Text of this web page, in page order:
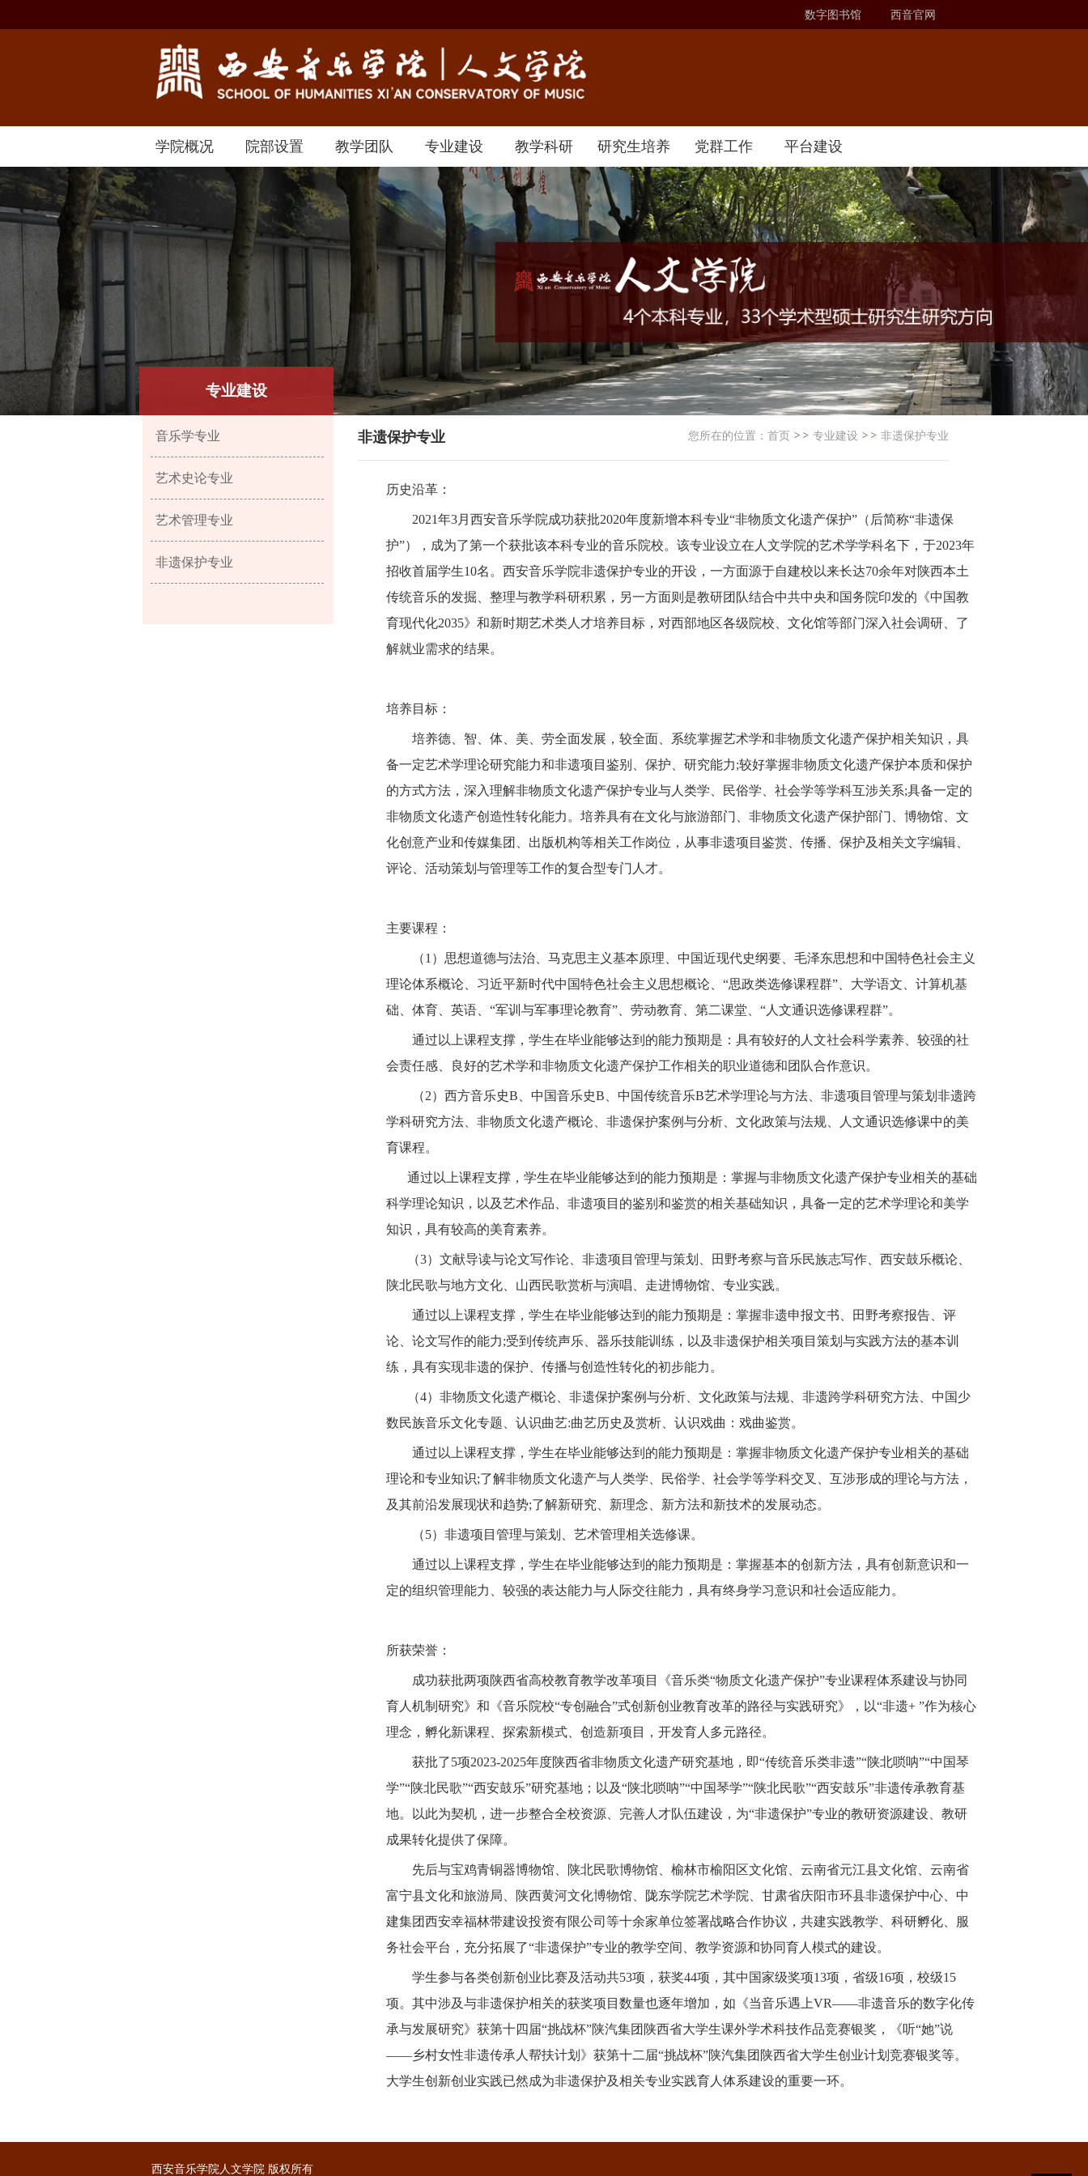
数字图书馆 西音官网
学院概况 院部设置 教学团队 专业建设 教学科研 研究生培养 党群工作 平台建设
专业建设
音乐学专业
艺术史论专业
艺术管理专业
非遗保护专业
您所在的位置： 首页 专业建设 非遗保护专业
非遗保护专业
历史沿革：
2021年3月西安音乐学院成功获批2020年度新增本科专业“非物质文化遗产保护”（后简称“非遗保
护”），成为了第一个获批该本科专业的音乐院校。该专业设立在人文学院的艺术学学科名下，于2023年
招收首届学生10名。西安音乐学院非遗保护专业的开设，一方面源于自建校以来长达70余年对陕西本土
传统音乐的发掘、整理与教学科研积累，另一方面则是教研团队结合中共中央和国务院印发的《中国教
育现代化2035》和新时期艺术类人才培养目标，对西部地区各级院校、文化馆等部门深入社会调研、了
解就业需求的结果。
培养目标：
培养德、智、体、美、劳全面发展，较全面、系统掌握艺术学和非物质文化遗产保护相关知识，具
备一定艺术学理论研究能力和非遗项目鉴别、保护、研究能力;较好掌握非物质文化遗产保护本质和保护
的方式方法，深入理解非物质文化遗产保护专业与人类学、民俗学、社会学等学科互涉关系;具备一定的
非物质文化遗产创造性转化能力。培养具有在文化与旅游部门、非物质文化遗产保护部门、博物馆、文
化创意产业和传媒集团、出版机构等相关工作岗位，从事非遗项目鉴赏、传播、保护及相关文字编辑、
评论、活动策划与管理等工作的复合型专门人才。
主要课程：
（1）思想道德与法治、马克思主义基本原理、中国近现代史纲要、毛泽东思想和中国特色社会主义
理论体系概论、习近平新时代中国特色社会主义思想概论、“思政类选修课程群”、大学语文、计算机基
础、体育、英语、“军训与军事理论教育”、劳动教育、第二课堂、“人文通识选修课程群”。
通过以上课程支撑，学生在毕业能够达到的能力预期是：具有较好的人文社会科学素养、较强的社
会责任感、良好的艺术学和非物质文化遗产保护工作相关的职业道德和团队合作意识。
（2）西方音乐史B、中国音乐史B、中国传统音乐B艺术学理论与方法、非遗项目管理与策划非遗跨
学科研究方法、非物质文化遗产概论、非遗保护案例与分析、文化政策与法规、人文通识选修课中的美
育课程。
通过以上课程支撑，学生在毕业能够达到的能力预期是：掌握与非物质文化遗产保护专业相关的基础
科学理论知识，以及艺术作品、非遗项目的鉴别和鉴赏的相关基础知识，具备一定的艺术学理论和美学
知识，具有较高的美育素养。
（3）文献导读与论文写作论、非遗项目管理与策划、田野考察与音乐民族志写作、西安鼓乐概论、
陕北民歌与地方文化、山西民歌赏析与演唱、走进博物馆、专业实践。
通过以上课程支撑，学生在毕业能够达到的能力预期是： 掌握非遗申报文书、田野考察报告、评
论、论文写作的能力;受到传统声乐、器乐技能训练，以及非遗保护相关项目策划与实践方法的基本训
练，具有实现非遗的保护、传播与创造性转化的初步能力。
（4）非物质文化遗产概论、非遗保护案例与分析、文化政策与法规、非遗跨学科研究方法、中国少
数民族音乐文化专题、认识曲艺:曲艺历史及赏析、认识戏曲：戏曲鉴赏。
通过以上课程支撑，学生在毕业能够达到的能力预期是：掌握非物质文化遗产保护专业相关的基础
理论和专业知识;了解非物质文化遗产与人类学、民俗学、社会学等学科交叉、互涉形成的理论与方法，
及其前沿发展现状和趋势;了解新研究、新理念、新方法和新技术的发展动态。
（5）非遗项目管理与策划、艺术管理相关选修课。
通过以上课程支撑，学生在毕业能够达到的能力预期是：掌握基本的创新方法，具有创新意识和一
定的组织管理能力、较强的表达能力与人际交往能力，具有终身学习意识和社会适应能力。
所获荣誉：
成功获批两项陕西省高校教育教学改革项目《音乐类“物质文化遗产保护”专业课程体系建设与协同
育人机制研究》和《音乐院校“专创融合”式创新创业教育改革的路径与实践研究》，以“非遗+ ”作为核心
理念，孵化新课程、探索新模式、创造新项目，开发育人多元路径。
获批了5项2023-2025年度陕西省非物质文化遗产研究基地，即“传统音乐类非遗”“陕北唢呐”“中国琴
学”“陕北民歌”“西安鼓乐”研究基地；以及“陕北唢呐”“中国琴学”“陕北民歌”“西安鼓乐”非遗传承教育基
地。以此为契机，进一步整合全校资源、完善人才队伍建设，为“非遗保护”专业的教研资源建设、教研
成果转化提供了保障。
先后与宝鸡青铜器博物馆、陕北民歌博物馆、榆林市榆阳区文化馆、云南省元江县文化馆、云南省
富宁县文化和旅游局、陕西黄河文化博物馆、陇东学院艺术学院、甘肃省庆阳市环县非遗保护中心、中
建集团西安幸福林带建设投资有限公司等十余家单位签署战略合作协议，共建实践教学、科研孵化、服
务社会平台，充分拓展了“非遗保护”专业的教学空间、教学资源和协同育人模式的建设。
学生参与各类创新创业比赛及活动共53项，获奖44项，其中国家级奖项13项，省级16项，校级15
项。其中涉及与非遗保护相关的获奖项目数量也逐年增加，如《当音乐遇上VR——非遗音乐的数字化传
承与发展研究》获第十四届“挑战杯”陕汽集团陕西省大学生课外学术科技作品竞赛银奖，《听“她”说
——乡村女性非遗传承人帮扶计划》获第十二届“挑战杯”陕汽集团陕西省大学生创业计划竞赛银奖等。
大学生创新创业实践已然成为非遗保护及相关专业实践育人体系建设的重要一环。
西安音乐学院人文学院 版权所有